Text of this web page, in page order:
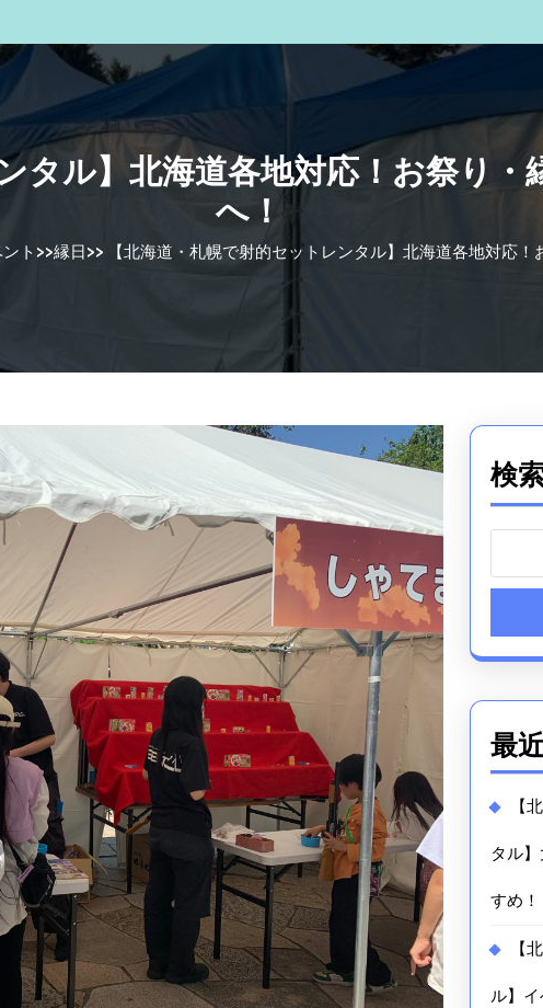
タル】北海道各地対応！お祭り
へ！
ト >>縁日>> 【北海道・札幌で射的セットレンタル】北海道各地対応
検
最
【
タル
すめ！
【
ル】